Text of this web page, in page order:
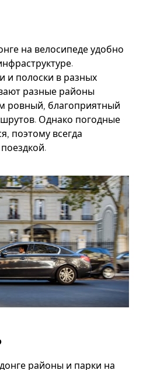
на велосипеде удобно
и полоски в разных
разные районы
ровный, благоприятный
Однако погодные
поэтому всегда
районы и парки на